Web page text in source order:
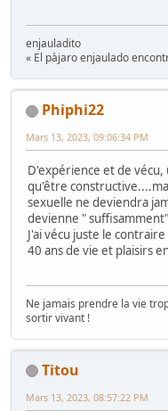
enjauladito
« El pàjaro enjaulado
Phiphi22
Mars 13, 2023, 09:06:34 PM
D'expérience et de
qu'être
sexuelle ne deviendra
devienne "
J'ai vécu juste le
40 ans de vie et plaisirs
Ne jamais prendre la vie
sortir vivant !
Titou
Mars 13, 2023, 08:57:22 PM